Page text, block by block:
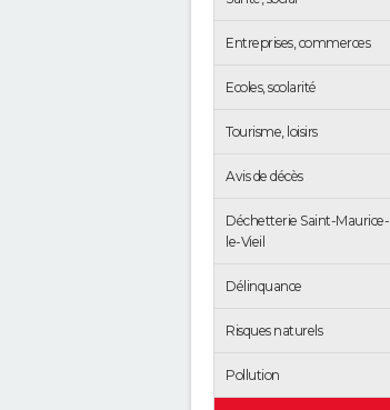
Entreprises, commerces
Ecoles, scolarité
Tourisme, loisirs
Avis de décès
Déchetterie Saint-Maurice-
le-Vieil
Délinquance
Risques naturels
Pollution